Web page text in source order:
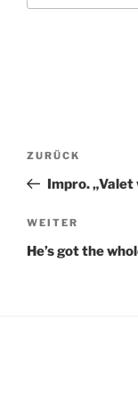
Vorheriger
Beitrag
ZURÜCK
Impro. „Valet
Nächster
Beitrag
WEITER
He’s got the